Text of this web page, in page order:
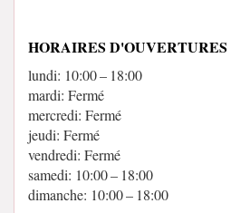
HORAIRES D'OUVERTURES
lundi: 10:00 – 18:00
mardi: Fermé
mercredi: Fermé
jeudi: Fermé
vendredi: Fermé
samedi: 10:00 – 18:00
dimanche: 10:00 – 18:00